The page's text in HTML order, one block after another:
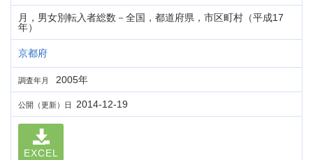
月，男女別転入者総数－全国，都道府県，市区町村（平成17
年）
京都府
調査年月 2005年
公開（更新）日 2014-12-19
EXCEL